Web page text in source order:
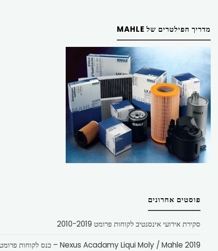
מדריך הפילטרים של MAHLE
פוסטים אחרונים
סקירת אירועי אינסנטיב לקוחות פרומט 2010-2019
Nexus Acadamy Liqui Moly / Mahle 2019 – כנס לקוחות פרומט